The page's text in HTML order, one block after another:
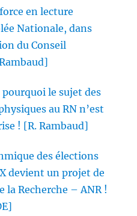
en lecture
Nationale, dans
du Conseil
le sujet des
au RN n’est
! [R. Rambaud]
des élections
devient un projet de
la Recherche – ANR !